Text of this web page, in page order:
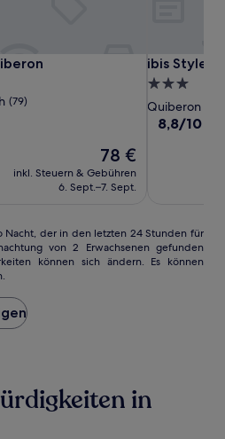
Quality
Aparthotel
Quiberon
(79)
Der
Preis
beträgt
78 €
inkl. Steuern & Gebühren
6. Sept.–7. Sept.
ibis
Styles
Quiberon
Centre
ibis Styles
ibis Styles
3.0-
Sterne-
Unterkunft
Quiberon
8.8
8,8/10
Nacht, der in den letzten 24 Stunden für
von 2 Erwachsenen gefunden
können sich ändern. Es können
in